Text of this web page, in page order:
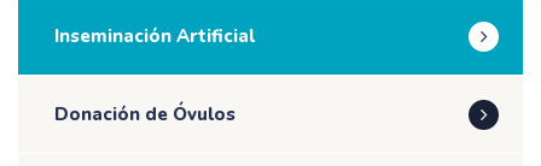
Inseminación Artificial
Donación de Óvulos